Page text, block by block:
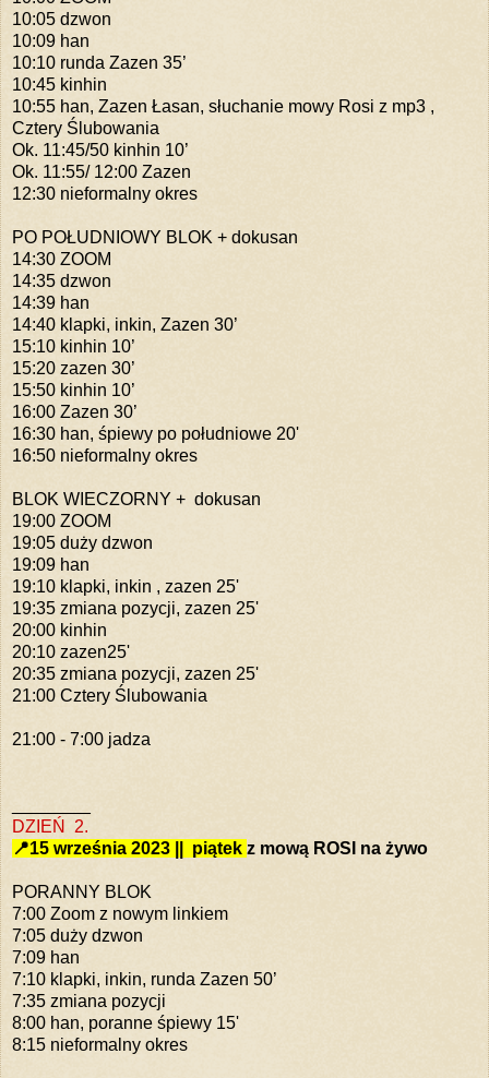
10:05 dzwon
10:09 han
10:10 runda Zazen 35’
10:45 kinhin
10:55 han, Zazen Łasan, słuchanie mowy Rosi z mp3 ,
Cztery Ślubowania
Ok. 11:45/50 kinhin 10’
Ok. 11:55/ 12:00 Zazen
12:30 nieformalny okres
PO POŁUDNIOWY BLOK + dokusan
14:30 ZOOM
14:35 dzwon
14:39 han
14:40 klapki, inkin, Zazen 30’
15:10 kinhin 10’
15:20 zazen 30’
15:50 kinhin 10’
16:00 Zazen 30’
16:30 han, śpiewy po południowe 20'
16:50 nieformalny okres
BLOK WIECZORNY + dokusan
19:00 ZOOM
19:05 duży dzwon
19:09 han
19:10 klapki, inkin , zazen 25'
19:35 zmiana pozycji, zazen 25'
20:00 kinhin
20:10 zazen25'
20:35 zmiana pozycji, zazen 25'
21:00 Cztery Ślubowania
21:00 - 7:00 jadza
DZIEŃ 2.
📍15 września 2023 || piątek z mową ROSI na żywo
PORANNY BLOK
7:00 Zoom z nowym linkiem
7:05 duży dzwon
7:09 han
7:10 klapki, inkin, runda Zazen 50’
7:35 zmiana pozycji
8:00 han, poranne śpiewy 15'
8:15 nieformalny okres